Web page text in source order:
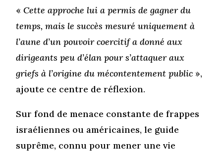
«Cette approche lui a permis de gagner du
temps, mais le succès mesuré uniquement à
l’aune d’un pouvoir coercitif a donné aux
dirigeants peu d’élan pour s’attaquer aux
griefs à l’origine du mécontentement public »,
ajoute ce centre de réflexion.
Sur fond de menace constante de frappes
israéliennes ou américaines, le guide
suprême, connu pour mener une vie